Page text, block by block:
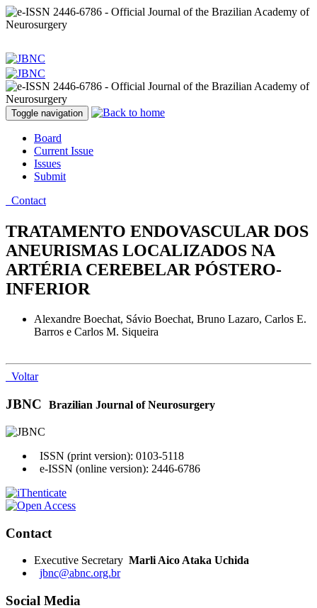
Toggle navigation
Board
Current Issue
Issues
Submit
Contact
TRATAMENTO ENDOVASCULAR DOS
ANEURISMAS LOCALIZADOS NA
ARTÉRIA CEREBELAR PÓSTERO-
INFERIOR
Alexandre Boechat, Sávio Boechat, Bruno Lazaro, Carlos E.
Barros e Carlos M. Siqueira
Voltar
JBNC Brazilian Journal of Neurosurgery
ISSN (print version): 0103-5118
e-ISSN (online version): 2446-6786
Contact
Executive Secretary Marli Aico Ataka Uchida
jbnc@abnc.org.br
Social Media